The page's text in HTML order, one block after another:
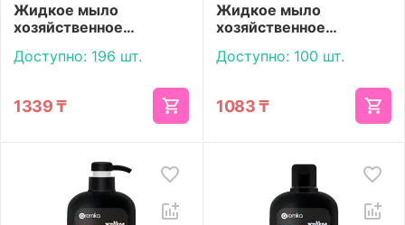
Жидкое мыло
хозяйственное
и мята 1100 мл
Доступно: 196 шт.
1339 ₸
Жидкое мыло
хозяйственное
Барбарис и лайм 1100
Доступно: 100 шт.
1083 ₸